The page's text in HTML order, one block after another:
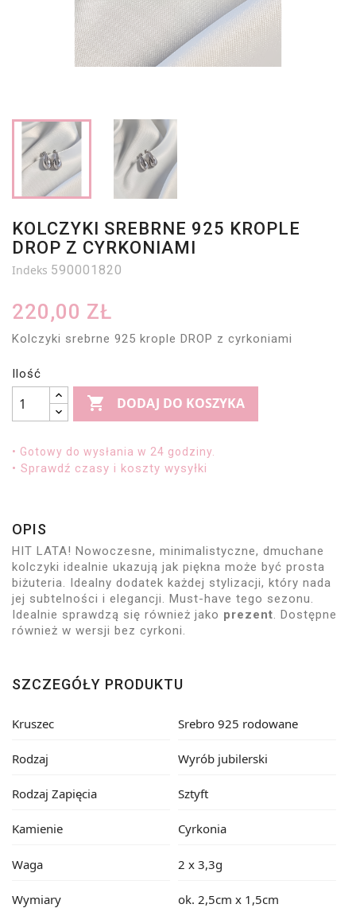
KOLCZYKI SREBRNE 925 KROPLE
DROP Z CYRKONIAMI
Indeks 590001820
220,00 ZŁ
Kolczyki srebrne 925 krople DROP z cyrkoniami
Ilość
 DODAJ DO KOSZYKA
• Gotowy do wysłania w 24 godziny.
• Sprawdź czasy i koszty wysyłki
OPIS
HIT LATA! Nowoczesne, minimalistyczne, dmuchane
kolczyki idealnie ukazują jak piękna może być prosta
biżuteria. Idealny dodatek każdej stylizacji, który nada
jej subtelności i elegancji. Must-have tego sezonu.
Idealnie sprawdzą się również jako prezent. Dostępne
również w wersji bez cyrkoni.
SZCZEGÓŁY PRODUKTU
Kruszec Srebro 925 rodowane
Rodzaj Wyrób jubilerski
Rodzaj Zapięcia Sztyft
Kamienie Cyrkonia
Waga 2 x 3,3g
Wymiary ok. 2,5cm x 1,5cm